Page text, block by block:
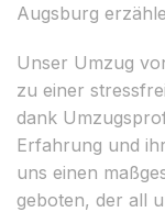
Augsburg
Unser Umzug
zu einer
dank
Erfahrung und
uns einen
geboten, der all